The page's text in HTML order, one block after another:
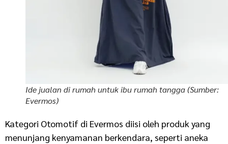
Ide jualan di rumah untuk ibu rumah tangga (Sumber:
Evermos)
Kategori Otomotif di Evermos diisi oleh produk yang
menunjang kenyamanan berkendara, seperti aneka